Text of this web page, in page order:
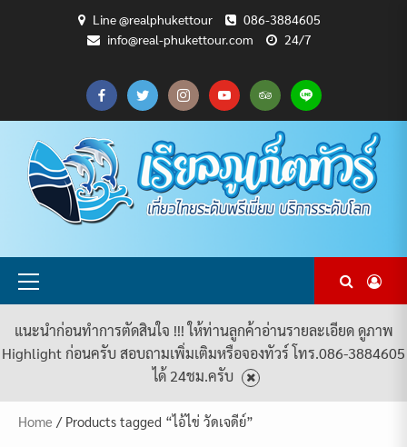
Line @realphukettour
086-3884605
info@real-phukettour.com
24/7
CART
CHECKOUT
MY
ACCOUNT
SAMPLE
PAGE
ทัวร์
ทั้งหมด
บทความ
ท่อง
เที่ยว
ยินดี
ต้อนรับ
สู่
PHUKET
TOUR
เกี่ยว
กับ
เรา
แพ็คเกจ
ทัวร์
ทั้งหมด
Primary
แนะนำก่อนทำการตัดสินใจ !!! ให้ท่านลูกค้าอ่านรายละเอียด ดูภาพ
Highlight ก่อนครับ สอบถามเพิ่มเติมหรือจองทัวร์ โทร.086-3884605
ได้ 24ชม.ครับ
Home / Products tagged “ไอ้ไข่ วัดเจดีย์”